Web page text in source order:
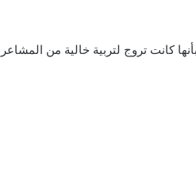
كانت تروج لتربية خالية من